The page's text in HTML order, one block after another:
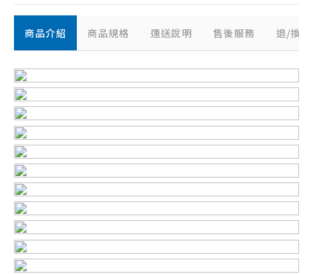
商品介紹 商品規格 運送說明 售後服務 退/換